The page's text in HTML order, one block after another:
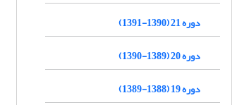
دوره 21 (1390-1391)
دوره 20 (1389-1390)
دوره 19 (1388-1389)